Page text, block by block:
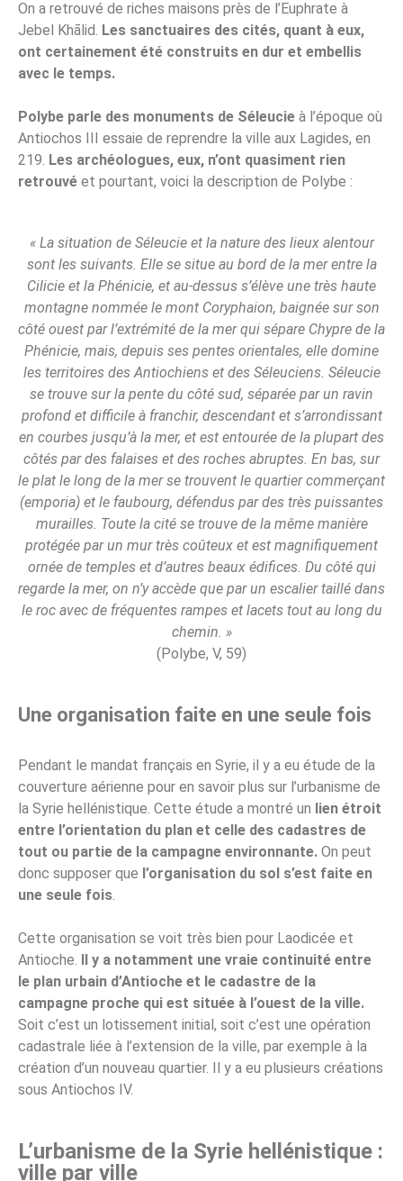
On a retrouvé de riches maisons près de l’Euphrate à
Jebel Khālid. Les sanctuaires des cités, quant à eux,
ont certainement été construits en dur et embellis
avec le temps.
Polybe parle des monuments de Séleucie à l’époque où
Antiochos III essaie de reprendre la ville aux Lagides, en
219. Les archéologues, eux, n’ont quasiment rien
retrouvé et pourtant, voici la description de Polybe :
« La situation de Séleucie et la nature des lieux alentour
sont les suivants. Elle se situe au bord de la mer entre la
Cilicie et la Phénicie, et au-dessus s’élève une très haute
montagne nommée le mont Coryphaion, baignée sur son
côté ouest par l’extrémité de la mer qui sépare Chypre de la
Phénicie, mais, depuis ses pentes orientales, elle domine
les territoires des Antiochiens et des Séleuciens. Séleucie
se trouve sur la pente du côté sud, séparée par un ravin
profond et difficile à franchir, descendant et s’arrondissant
en courbes jusqu’à la mer, et est entourée de la plupart des
côtés par des falaises et des roches abruptes. En bas, sur
le plat le long de la mer se trouvent le quartier commerçant
(emporia) et le faubourg, défendus par des très puissantes
murailles. Toute la cité se trouve de la même manière
protégée par un mur très coûteux et est magnifiquement
ornée de temples et d’autres beaux édifices. Du côté qui
regarde la mer, on n’y accède que par un escalier taillé dans
le roc avec de fréquentes rampes et lacets tout au long du
chemin. »
(Polybe, V, 59)
Une organisation faite en une seule fois
Pendant le mandat français en Syrie, il y a eu étude de la
couverture aérienne pour en savoir plus sur l’urbanisme de
la Syrie hellénistique. Cette étude a montré un lien étroit
entre l’orientation du plan et celle des cadastres de
tout ou partie de la campagne environnante. On peut
donc supposer que l’organisation du sol s’est faite en
une seule fois.
Cette organisation se voit très bien pour Laodicée et
Antioche. Il y a notamment une vraie continuité entre
le plan urbain d’Antioche et le cadastre de la
campagne proche qui est située à l’ouest de la ville.
Soit c’est un lotissement initial, soit c’est une opération
cadastrale liée à l’extension de la ville, par exemple à la
création d’un nouveau quartier. Il y a eu plusieurs créations
sous Antiochos IV.
L’urbanisme de la Syrie hellénistique :
ville par ville